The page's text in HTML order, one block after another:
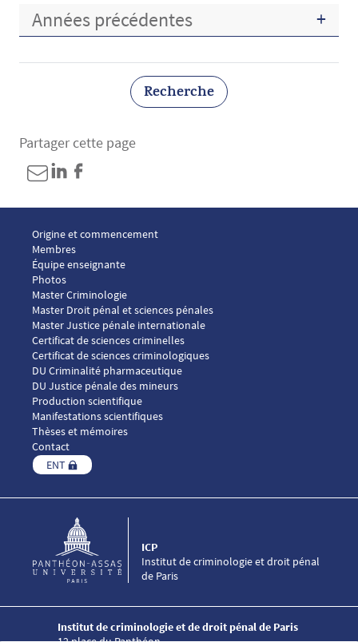
Années précédentes
Recherche
Partager cette page
Menu footer ICP 1
Origine et commencement
Membres
Équipe enseignante
Photos
Menu footer ICP 2
Master Criminologie
Master Droit pénal et sciences pénales
Master Justice pénale internationale
Menu footer ICP 3
Certificat de sciences criminelles
Certificat de sciences criminologiques
DU Criminalité pharmaceutique
DU Justice pénale des mineurs
Menu footer ICP 4
Production scientifique
Manifestations scientifiques
Thèses et mémoires
Contact
ENT
Institut de criminologie et droit pénal
de Paris
ICP
Institut de criminologie et de droit pénal de Paris